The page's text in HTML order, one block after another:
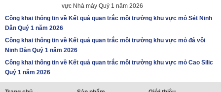
vực Nhà máy Quý 1 năm 2026
Công khai thông tin về Kết quả quan trắc môi trường khu vực mỏ Sét Ninh
Dân Quý 1 năm 2026
Công khai thông tin về Kết quả quan trắc môi trường khu vực mỏ đá vôi
Ninh Dân Quý 1 năm 2026
Công khai thông tin về Kết quả quan trắc môi trường khu vực mỏ Cao Silic
Quý 1 năm 2026